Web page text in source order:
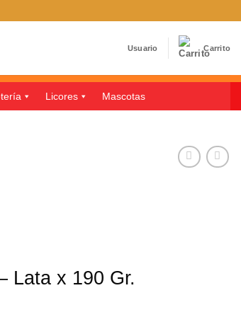
Usuario Carrito
Licores Mascotas
Lata x 190 Gr.